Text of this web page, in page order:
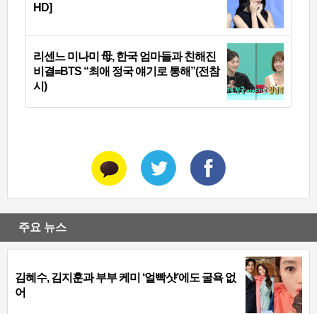
HD]
리센느 미나미 母, 한국 엄마들과 친해진
비결=BTS “최애 정국 얘기로 통해”(전참
시)
주요 뉴스
김혜수, 김지훈과 부부 케미 ‘얼빡샷’에도 굴욕 없
어